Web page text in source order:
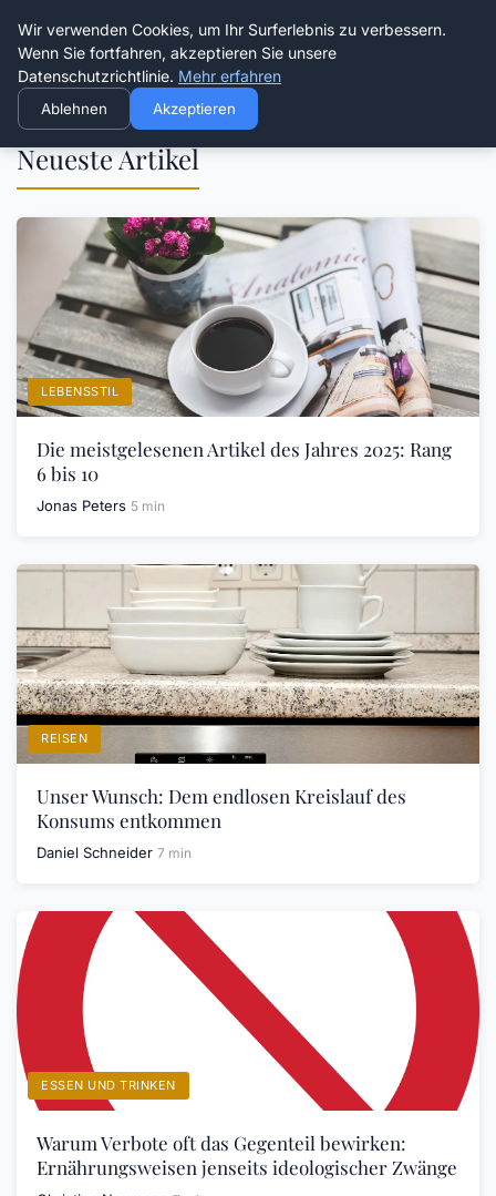
Die Schnitter
Neueste Artikel
LEBENSSTIL
Die meistgelesenen Artikel des Jahres 2025: Rang
6 bis 10
Jonas Peters 5 min
REISEN
Unser Wunsch: Dem endlosen Kreislauf des
Konsums entkommen
Daniel Schneider 7 min
ESSEN UND TRINKEN
Warum Verbote oft das Gegenteil bewirken:
Ernährungsweisen jenseits ideologischer Zwänge
Wir verwenden Cookies, um Ihr Surferlebnis zu verbessern.
Wenn Sie fortfahren, akzeptieren Sie unsere
Datenschutzrichtlinie. Mehr erfahren
Ablehnen Akzeptieren